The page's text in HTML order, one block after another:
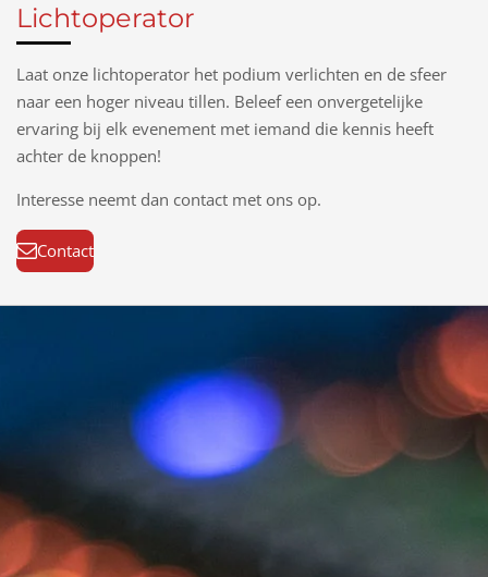
Lichtoperator
Laat onze lichtoperator het podium verlichten en de sfeer
naar een hoger niveau tillen. Beleef een onvergetelijke
ervaring bij elk evenement met iemand die kennis heeft
achter de knoppen!
Interesse neemt dan contact met ons op.
Contact